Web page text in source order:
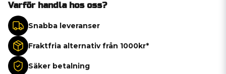
Varför handla hos oss?
Snabba leveranser
Fraktfria alternativ från 1000kr*
Säker betalning